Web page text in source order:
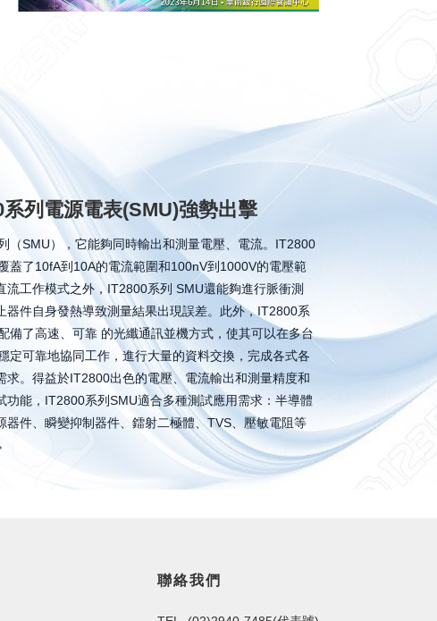
系列電源電表(SMU)強勢出擊
（SMU），它能夠同時輸出和測量電壓、電流。IT2800
蓋了10fA到10A的電流範圍和100nV到1000V的電壓範
流工作模式之外，IT2800系列 SMU還能夠進行脈衝測
器件自身發熱導致測量結果出現誤差。此外，IT2800系
備了高速、可靠 的光纖通訊並機方式，使其可以在多台
定可靠地協同工作，進行大量的資料交換，完成各式各
求。得益於IT2800出色的電壓、電流輸出和測量精度和
功能，IT2800系列SMU適合多種測試應用需求：半導體
器件、瞬變抑制器件、鐳射二極體、TVS、壓敏電阻等
聯絡我們